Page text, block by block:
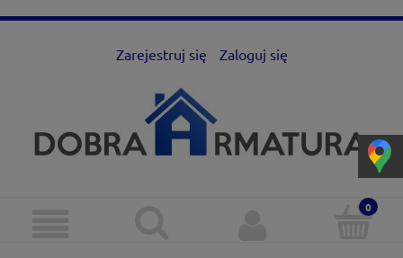
Zarejestruj się Zaloguj się